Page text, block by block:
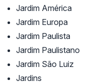
Jardim América
Jardim Europa
Jardim Paulista
Jardim Paulistano
Jardim São Luiz
Jardins